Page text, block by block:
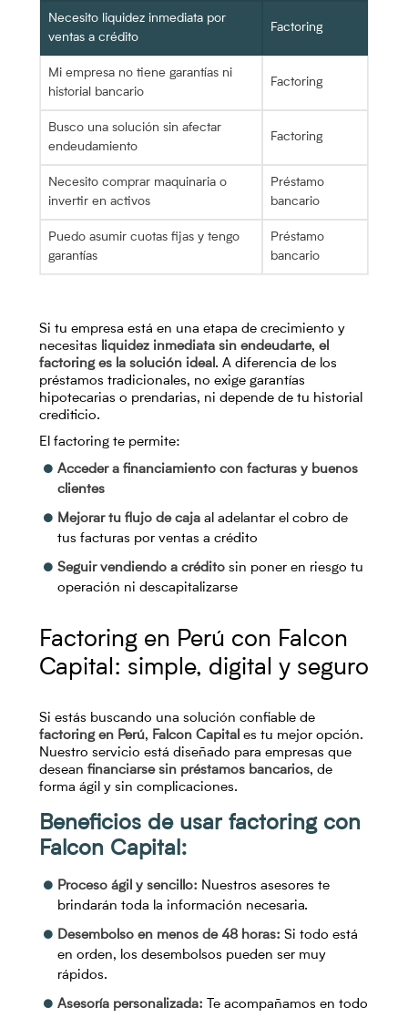
Necesito liquidez inmediata por
ventas a crédito
Factoring
Mi empresa no tiene garantías ni
historial bancario
Factoring
Busco una solución sin afectar
endeudamiento
Factoring
Necesito comprar maquinaria o
invertir en activos
Préstamo
bancario
Puedo asumir cuotas fijas y tengo
garantías
Préstamo
bancario
Si tu empresa está en una etapa de crecimiento y
necesitas liquidez inmediata sin endeudarte, el
factoring es la solución ideal. A diferencia de los
préstamos tradicionales, no exige garantías
hipotecarias o prendarias, ni depende de tu historial
crediticio.
El factoring te permite:
Acceder a financiamiento con facturas y buenos
clientes
Mejorar tu flujo de cajaal adelantar el cobro de
tus facturas por ventas a crédito
Seguir vendiendo a créditosin poner en riesgo tu
operación ni descapitalizarse
Factoring en Perú con Falcon
Capital: simple, digital y seguro
Si estás buscando una solución confiable de
factoring en Perú, Falcon Capitales tu mejor opción.
Nuestro servicio está diseñado para empresas que
desean financiarse sin préstamos bancarios, de
forma ágil y sin complicaciones.
Beneficios de usar factoring con
Falcon Capital:
Proceso ágil y sencillo: Nuestros asesores te
brindarán toda la información necesaria.
Desembolso en menos de 48 horas: Si todo está
en orden, los desembolsos pueden ser muy
rápidos.
Asesoría personalizada: Te acompañamos en todo